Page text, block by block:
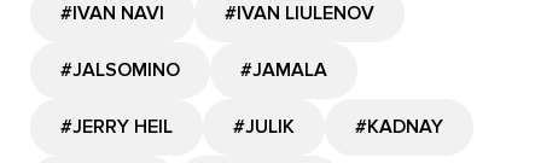
#IVAN NAVI #IVAN LIULENOV
#JALSOMINO #JAMALA
#JERRY HEIL #JULIK #KADNAY